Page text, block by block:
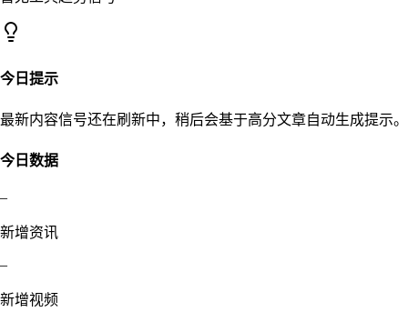
今日提示
最新内容信号还在刷新中，稍后会基于高分文章自动生成提示。
今日数据
–
新增资讯
–
新增视频